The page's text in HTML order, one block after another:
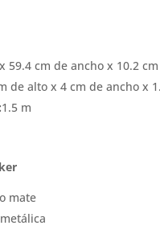
59.4 cm de ancho x 10.2
de alto x 4 cm de ancho x
1.5 m
mate